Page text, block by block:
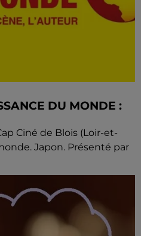
DU MONDE :
Ciné de Blois (Loir-et-
Japon. Présenté par